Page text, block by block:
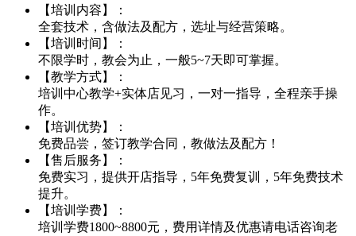
【培训内容】：
全套技术，含做法及配方，选址与经营策略。
【培训时间】：
不限学时，教会为止，一般5~7天即可掌握。
【教学方式】：
培训中心教学+实体店见习，一对一指导，全程亲手操
作。
【培训优势】：
免费品尝，签订教学合同，教做法及配方！
【售后服务】：
免费实习，提供开店指导，5年免费复训，5年免费技术
提升。
【培训学费】：
培训学费1800~8800元，费用详情及优惠请电话咨询老